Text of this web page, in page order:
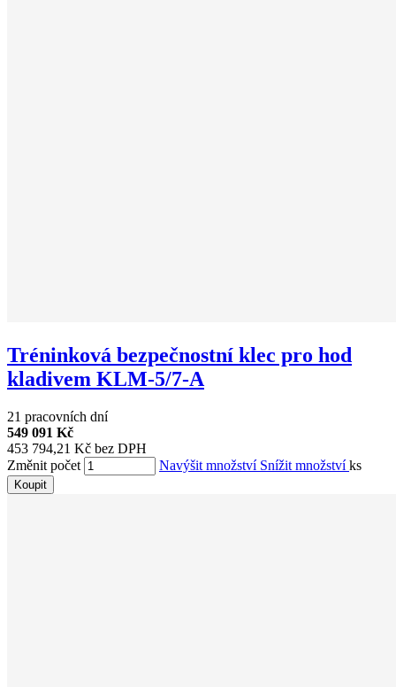
Tréninková bezpečnostní klec pro hod
kladivem KLM-5/7-A
21 pracovních dní
549 091 Kč
453 794,21 Kč bez DPH
Změnit počet
Navýšit množství Snížit množstvíks
Koupit